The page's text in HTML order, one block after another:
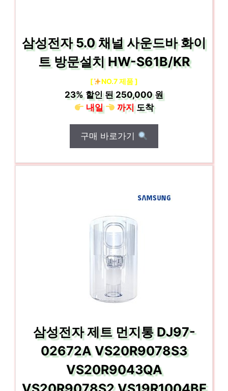
삼성전자 5.0 채널 사운드바 화이
트 방문설치 HW-S61B/KR
[ NO.7 제품 ]
23%할인 된250,000 원
내일
까지도착
구매 바로가기
삼성전자 제트 먼지통 DJ97-
02672A VS20R9078S3
VS20R9043QA